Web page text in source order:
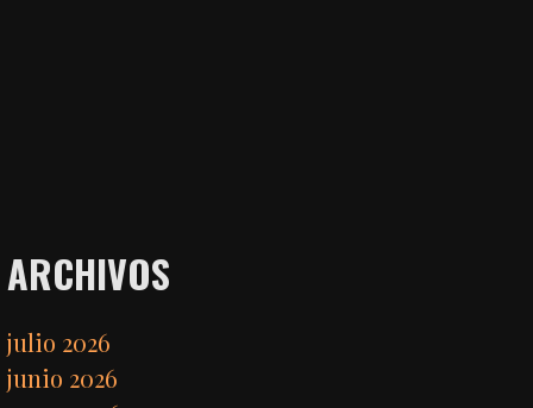
ARCHIVOS
julio 2026
junio 2026